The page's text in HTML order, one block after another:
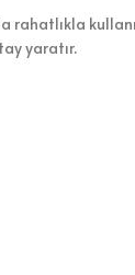
rahatlıkla
yaratır.